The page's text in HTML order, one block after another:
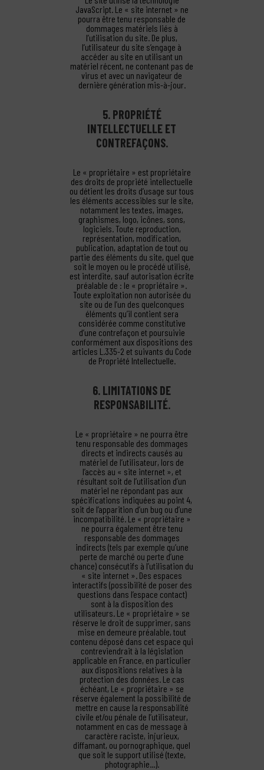
JavaScript. Le « site internet » ne
pourra être tenu responsable de
dommages matériels liés à
l’utilisation du site. De plus,
l’utilisateur du site s’engage à
accéder au site en utilisant un
matériel récent, ne contenant pas de
virus et avec un navigateur de
dernière génération mis-à-jour.
5. PROPRIÉTÉ
INTELLECTUELLE ET
CONTREFAÇONS.
Le « propriétaire » est propriétaire
des droits de propriété intellectuelle
ou détient les droits d’usage sur tous
les éléments accessibles sur le site,
notamment les textes, images,
graphismes, logo, icônes, sons,
logiciels. Toute reproduction,
représentation, modification,
publication, adaptation de tout ou
partie des éléments du site, quel que
soit le moyen ou le procédé utilisé,
est interdite, sauf autorisation écrite
préalable de : le « propriétaire ».
Toute exploitation non autorisée du
site ou de l’un des quelconques
éléments qu’il contient sera
considérée comme constitutive
d’une contrefaçon et poursuivie
conformément aux dispositions des
articles L.335-2 et suivants du Code
de Propriété Intellectuelle.
6. LIMITATIONS DE
RESPONSABILITÉ.
Le « propriétaire » ne pourra être
tenu responsable des dommages
directs et indirects causés au
matériel de l’utilisateur, lors de
l’accès au « site internet », et
résultant soit de l’utilisation d’un
matériel ne répondant pas aux
spécifications indiquées au point 4,
soit de l’apparition d’un bug ou d’une
incompatibilité. Le « propriétaire »
ne pourra également être tenu
responsable des dommages
indirects (tels par exemple qu’une
perte de marché ou perte d’une
chance) consécutifs à l’utilisation du
« site internet ». Des espaces
interactifs (possibilité de poser des
questions dans l’espace contact)
sont à la disposition des
utilisateurs. Le « propriétaire » se
réserve le droit de supprimer, sans
mise en demeure préalable, tout
contenu déposé dans cet espace qui
contreviendrait à la législation
applicable en France, en particulier
aux dispositions relatives à la
protection des données. Le cas
échéant, Le « propriétaire » se
réserve également la possibilité de
mettre en cause la responsabilité
civile et/ou pénale de l’utilisateur,
notamment en cas de message à
caractère raciste, injurieux,
diffamant, ou pornographique, quel
que soit le support utilisé (texte,
photographie…).